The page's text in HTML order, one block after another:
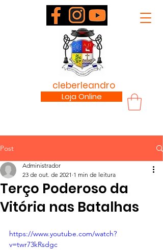
cleberleandro
Loja Online
Post
Terço Poderoso da
Vitória nas Batalhas
Administrador
23 de out. de 2021 1 min de leitura
https://www.youtube.com/watch?
v=twr73kRsdgc